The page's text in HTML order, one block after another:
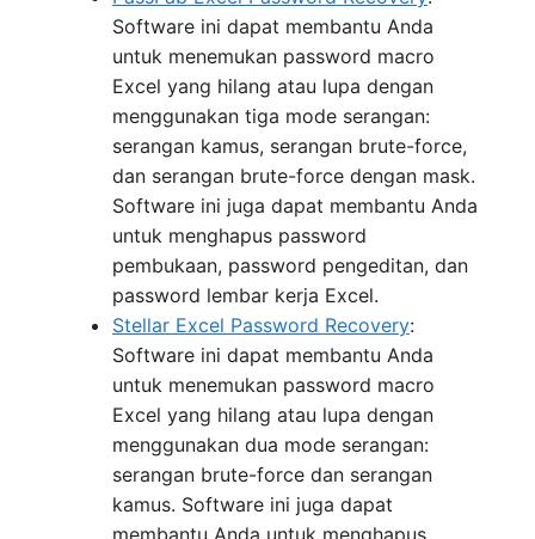
Software ini dapat membantu Anda
untuk menemukan password macro
Excel yang hilang atau lupa dengan
menggunakan tiga mode serangan:
serangan kamus, serangan brute-force,
dan serangan brute-force dengan mask.
Software ini juga dapat membantu Anda
untuk menghapus password
pembukaan, password pengeditan, dan
password lembar kerja Excel.
Stellar Excel Password Recovery:
Software ini dapat membantu Anda
untuk menemukan password macro
Excel yang hilang atau lupa dengan
menggunakan dua mode serangan:
serangan brute-force dan serangan
kamus. Software ini juga dapat